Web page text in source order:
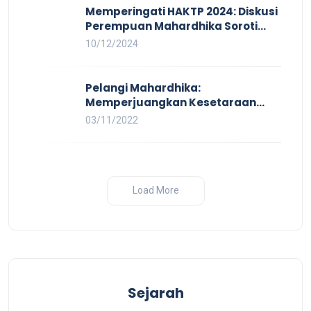
Memperingati HAKTP 2024: Diskusi
Perempuan Mahardhika Soroti
Kerja Layak yang Inklusif bagi
10/12/2024
Pelangi Mahardhika:
Memperjuangkan Kesetaraan
untuk Pekerja LBTQ
03/11/2022
Load More
Sejarah